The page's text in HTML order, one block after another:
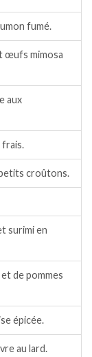
fumé.
œufs mimosa
aux
frais.
croûtons.
surimi en
de pommes
épicée.
au lard.